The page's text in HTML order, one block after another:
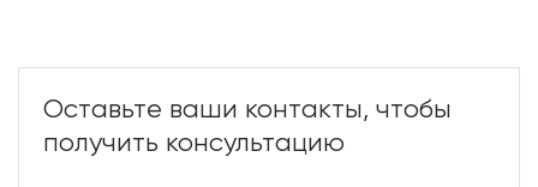
Оставьте ваши контакты, чтобы
получить консультацию